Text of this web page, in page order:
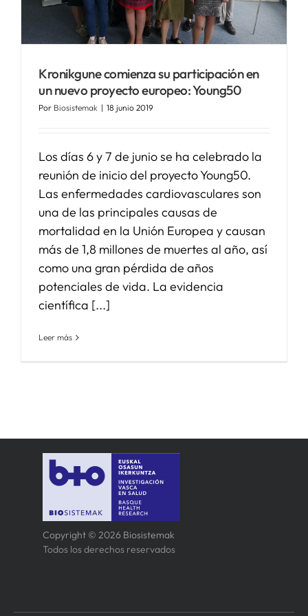
APOYO I+D+I
Kronikgune comienza su participación en
un nuevo proyecto europeo: Young50
Por Biosistemak | 18 junio 2019
Los días 6 y 7 de junio se ha celebrado la
reunión de inicio del proyecto Young50.
Las enfermedades cardiovasculares son
una de las principales causas de
mortalidad en la Unión Europea y causan
más de 1,8 millones de muertes al año, así
como una gran pérdida de años
potenciales de vida. La evidencia
científica [...]
Leer más
Copyright © 2026 Biosistemak
Todos los derechos reservados